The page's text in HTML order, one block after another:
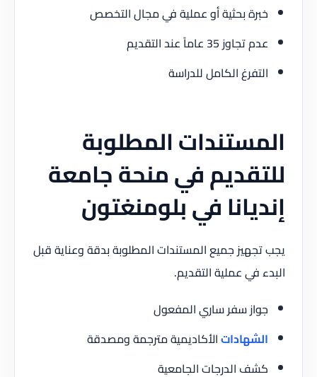
خبرة بحثية أو عملية في مجال التخصص
عدم تجاوز 35 عاماً عند التقديم
التفرغ الكامل للدراسة
المستندات المطلوبة
للتقديم في منحة جامعة
إنديانا في بلومنغتون
يجب تجهيز جميع المستندات المطلوبة بدقة وعناية قبل
البدء في عملية التقديم.
جواز سفر ساري المفعول
الشهاداتالأكاديمية مترجمة ومصدقة
كشف الدرجات الجامعية